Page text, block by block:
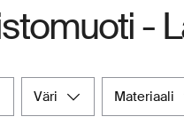
-
väri materiaali